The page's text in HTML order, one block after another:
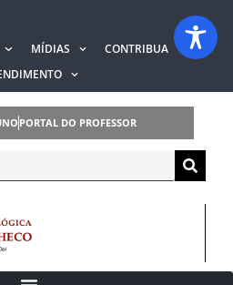
MÍDIAS
CONTRIBUA
PORTAL DO PROFESSOR